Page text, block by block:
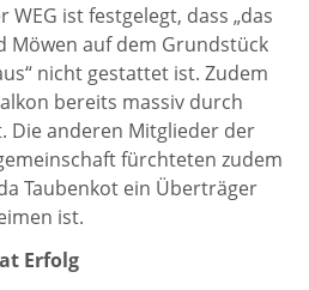
ist festgelegt, dass „das
Möwen auf dem Grundstück
nicht gestattet ist. Zudem
bereits massiv durch
Die anderen Mitglieder der
fürchteten zudem
Taubenkot ein Überträger
ist.
Erfolg